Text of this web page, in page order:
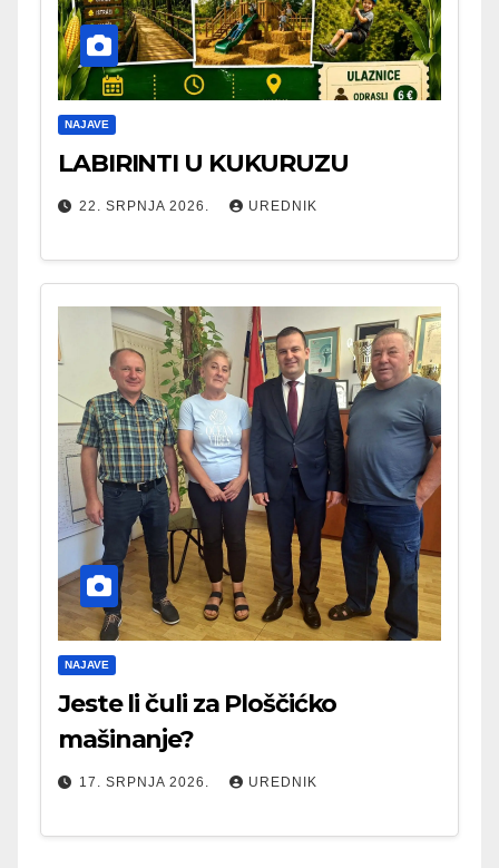
NAJAVE
LABIRINTI U KUKURUZU
22. SRPNJA 2026. UREDNIK
NAJAVE
Jeste li čuli za Ploščićko
mašinanje?
17. SRPNJA 2026. UREDNIK